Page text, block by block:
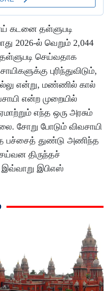
கடனை தள்ளுபடி
2026-ல் வெறும் 2,044
செய்வதாக
புரிந்துவிடும்,
என்று, மண்ணில் கால்
என்ற முறையில்
எந்த ஒரு அரசும்
சோறு போடும் விவசாயி
பச்சைத் துண்டு அணிந்த
திருந்தச்
இபிஎஸ்